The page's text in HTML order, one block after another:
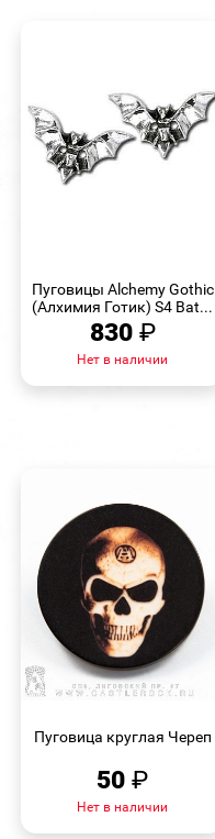
Пуговицы Alchemy Gothic
(Алхимия Готик) S4 Bat...
830 ₽
Нет в наличии
Пуговица круглая Череп
50 ₽
Нет в наличии